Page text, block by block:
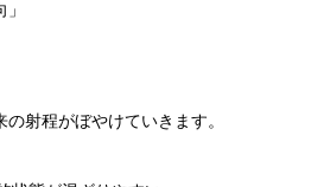
射程がぼやけていきます。